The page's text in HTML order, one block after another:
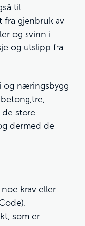
til
fra gjenbruk av
og svinn i
og utslipp fra
og næringsbygg
de store
dermed de
noe krav eller
som er